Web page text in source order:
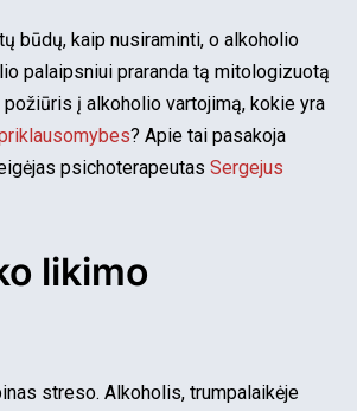
būdų, kaip nusiraminti, o alkoholio
palaipsniui praranda tą mitologizuotą
į alkoholio vartojimą, kokie yra
? Apie tai pasakoja
psichoterapeutas Sergejus
likimo
streso. Alkoholis, trumpalaikėje